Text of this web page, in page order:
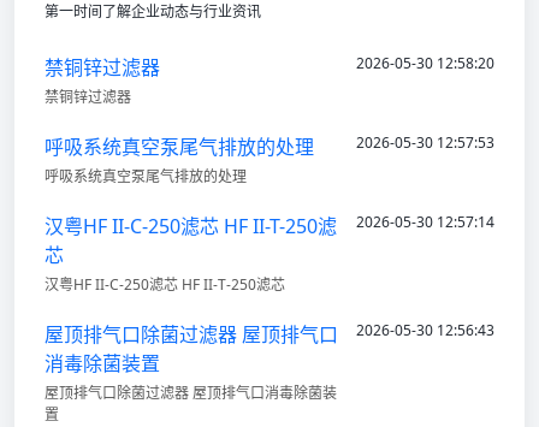
第一时间了解企业动态与行业资讯
禁铜锌过滤器
禁铜锌过滤器
2026-05-30 12:58:20
呼吸系统真空泵尾气排放的处理
呼吸系统真空泵尾气排放的处理
2026-05-30 12:57:53
汉粤HF II-C-250滤芯 HF II-T-250滤
芯
汉粤HF II-C-250滤芯 HF II-T-250滤芯
2026-05-30 12:57:14
屋顶排气口除菌过滤器 屋顶排气口
消毒除菌装置
屋顶排气口除菌过滤器 屋顶排气口消毒除菌装
置
2026-05-30 12:56:43